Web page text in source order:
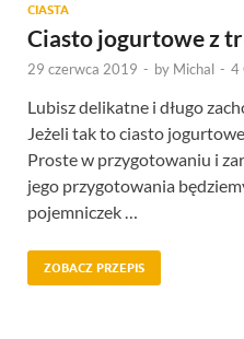
CIASTA
Ciasto jogurtowe z
29 czerwca 2019 - by Michal - 4
Lubisz delikatne i długo
Jeżeli tak to ciasto
Proste w przygotowaniu i
jego przygotowania
pojemniczek …
ZOBACZ PRZEPIS